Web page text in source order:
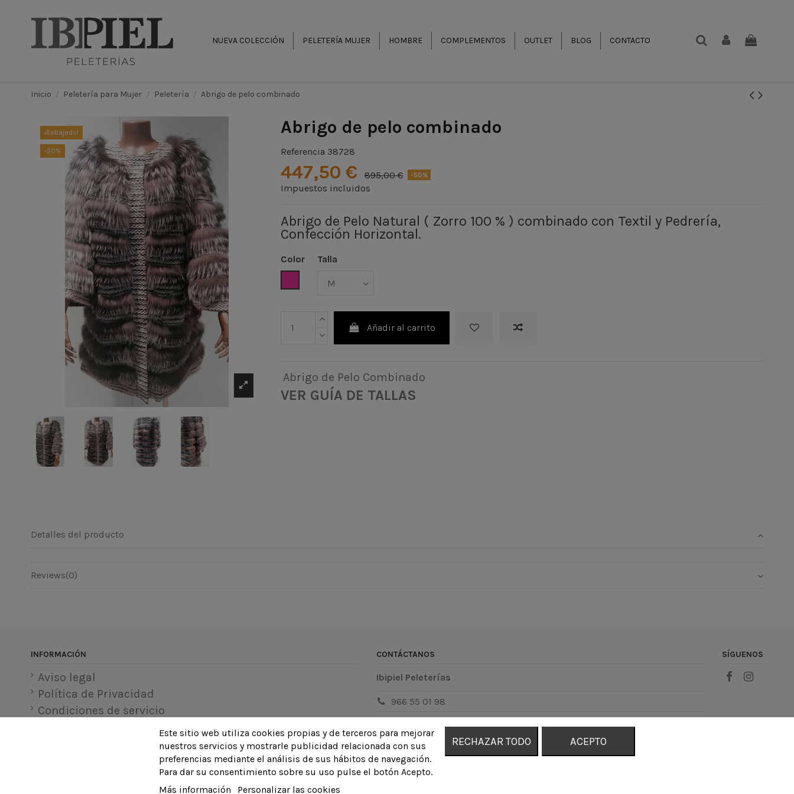
NUEVA COLECCIÓN PELETERÍA MUJER HOMBRE COMPLEMENTOS OUTLET BLOG CONTACTO
Inicio Peletería para Mujer Peletería Abrigo de pelo combinado
¡Rebajado!
-50%
Abrigo de pelo combinado
Referencia 38728
447,50 € 895,00 € -50%
Impuestos incluidos
Abrigo de Pelo Natural ( Zorro 100 % ) combinado con Textil y Pedrería,
Confección Horizontal.
Color Talla
Añadir al carrito
Abrigo de Pelo Combinado
VER GUÍA DE TALLAS
Detalles del producto
Reviews(0)
INFORMACIÓN
Aviso legal
Política de Privacidad
Condiciones de servicio
CONTÁCTANOS
Ibipiel Peleterías
966 55 01 98
Este sitio web utiliza cookies propias y de terceros para mejorar
nuestros servicios y mostrarle publicidad relacionada con sus
preferencias mediante el análisis de sus hábitos de navegación.
Para dar su consentimiento sobre su uso pulse el botón Acepto.
Más información
Personalizar las cookies
RECHAZAR TODO ACEPTO
SÍGUENOS